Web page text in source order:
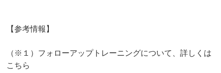
【参考情報】
（※１）フォローアップトレーニングについて、詳しくは
こちら